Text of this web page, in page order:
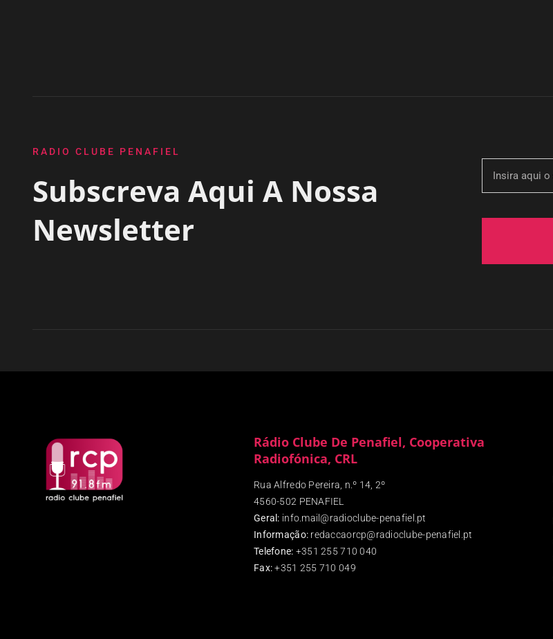
RADIO CLUBE PENAFIEL
Subscreva Aqui A Nossa
Newsletter
Rádio Clube De Penafiel, Cooperativa
Radiofónica, CRL
Rua Alfredo Pereira, n.º 14, 2º
4560-502 PENAFIEL
Geral: info.mail@radioclube-penafiel.pt
Informação: redaccaorcp@radioclube-penafiel.pt
Telefone: +351 255 710 040
Fax:+351 255 710 049